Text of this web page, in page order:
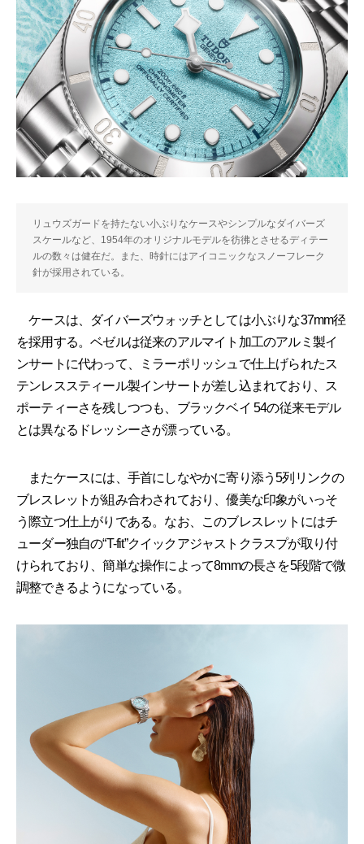
リュウズガードを持たない小ぶりなケースやシンプルなダイバーズ
スケールなど、1954年のオリジナルモデルを彷彿とさせるディテー
ルの数々は健在だ。また、時針にはアイコニックなスノーフレーク
針が採用されている。
ケースは、ダイバーズウォッチとしては小ぶりな37mm径
を採用する。ベゼルは従来のアルマイト加工のアルミ製イ
ンサートに代わって、ミラーポリッシュで仕上げられたス
テンレススティール製インサートが差し込まれており、ス
ポーティーさを残しつつも、ブラックベイ 54の従来モデル
とは異なるドレッシーさが漂っている。
またケースには、手首にしなやかに寄り添う5列リンクの
ブレスレットが組み合わされており、優美な印象がいっそ
う際立つ仕上がりである。なお、このブレスレットにはチ
ューダー独自の“T-fit”クイックアジャストクラスプが取り付
けられており、簡単な操作によって8mmの長さを5段階で微
調整できるようになっている。